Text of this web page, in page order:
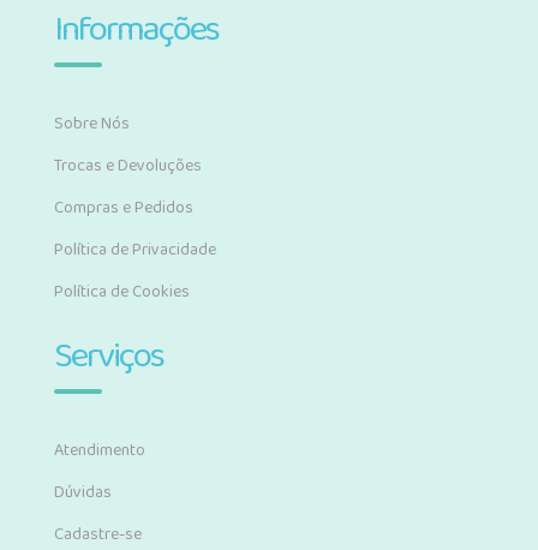
Informações
Sobre Nós
Trocas e Devoluções
Compras e Pedidos
Política de Privacidade
Política de Cookies
Serviços
Atendimento
Dúvidas
Cadastre-se